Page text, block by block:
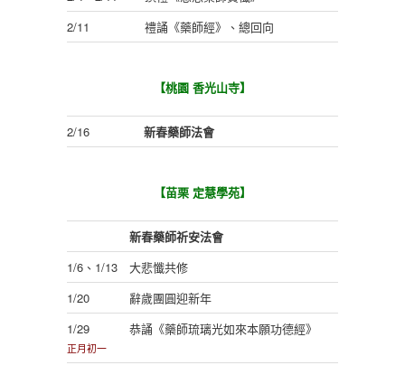
2/11
禮誦《藥師經》、總回向
【桃園 香光山寺】
2/16 新春藥師法會
【苗栗 定慧學苑】
新春藥師祈安法會
1/6、1/13
大悲懺共修
1/20
辭歲團圓迎新年
1/29
正月初一
恭誦《藥師琉璃光如來本願功德經》